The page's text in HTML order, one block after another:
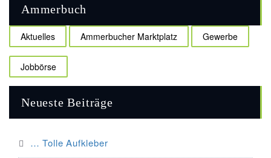
Ammerbuch
Aktuelles Ammerbucher Marktplatz Gewerbe
Jobbörse
Neueste Beiträge
… Tolle Aufkleber